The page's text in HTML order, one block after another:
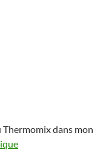
Thermomix dans mon